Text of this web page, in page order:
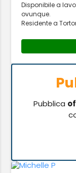
Disponibile a
ovunque.
Residente a
Pubblica